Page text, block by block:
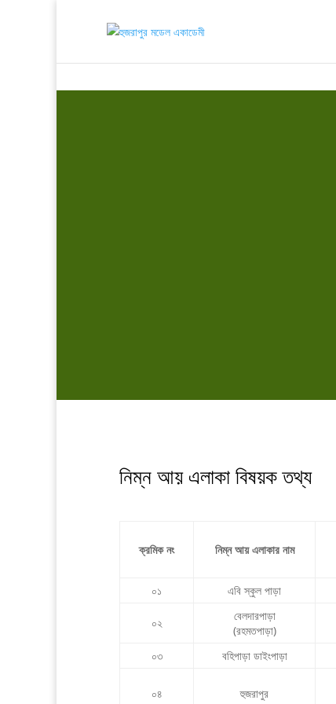
নিম্ন আয় এলাকা বিষয়ক তথ্য
ক্রমিক নং নিম্ন আয় এলাকার নাম
০১ এবি স্কুল পাড়া
০২
বেলদারপাড়া
(রহমতপাড়া)
০৩ বহিপাড়া ডাইংপাড়া
০৪ হুজরাপুর